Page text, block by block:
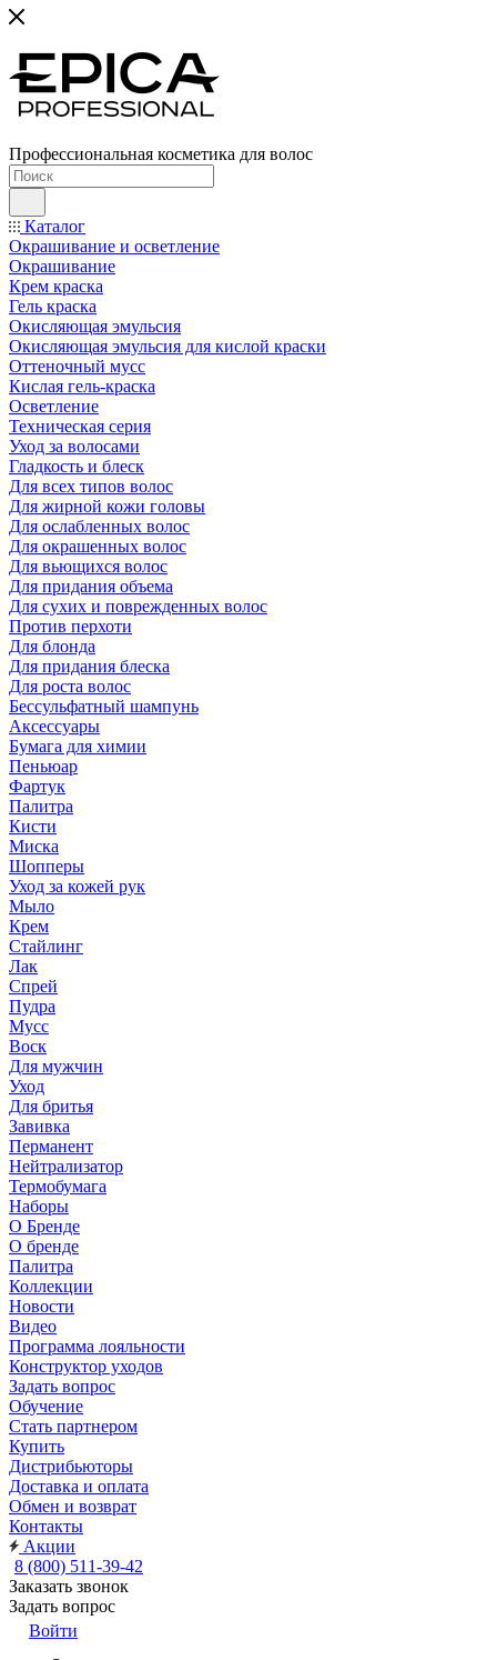
Профессиональная косметика для волос
Каталог
Окрашивание и осветление
Окрашивание
Крем краска
Гель краска
Окисляющая эмульсия
Окисляющая эмульсия для кислой краски
Оттеночный мусс
Кислая гель-краска
Осветление
Техническая серия
Уход за волосами
Гладкость и блеск
Для всех типов волос
Для жирной кожи головы
Для ослабленных волос
Для окрашенных волос
Для вьющихся волос
Для придания объема
Для сухих и поврежденных волос
Против перхоти
Для блонда
Для придания блеска
Для роста волос
Бессульфатный шампунь
Аксессуары
Бумага для химии
Пеньюар
Фартук
Палитра
Кисти
Миска
Шопперы
Уход за кожей рук
Мыло
Крем
Стайлинг
Лак
Спрей
Пудра
Мусс
Воск
Для мужчин
Уход
Для бритья
Завивка
Перманент
Нейтрализатор
Термобумага
Наборы
О Бренде
О бренде
Палитра
Коллекции
Новости
Видео
Программа лояльности
Конструктор уходов
Задать вопрос
Обучение
Стать партнером
Купить
Дистрибьюторы
Доставка и оплата
Обмен и возврат
Контакты
Акции
8 (800) 511-39-42
Заказать звонок
Задать вопрос
Войти